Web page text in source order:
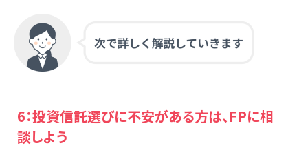
6：投資信託選びに不安がある方は、FPに相
談しよう